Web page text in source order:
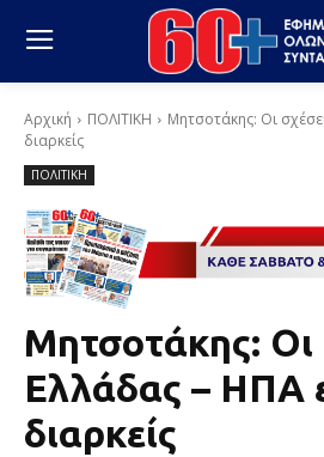
Αρχική ΠΟΛΙΤΙΚΗ
Μητσοτάκης: Οι
διαρκείς
ΠΟΛΙΤΙΚΗ
Μητσοτάκης: Οι
Ελλάδας – ΗΠΑ
διαρκείς